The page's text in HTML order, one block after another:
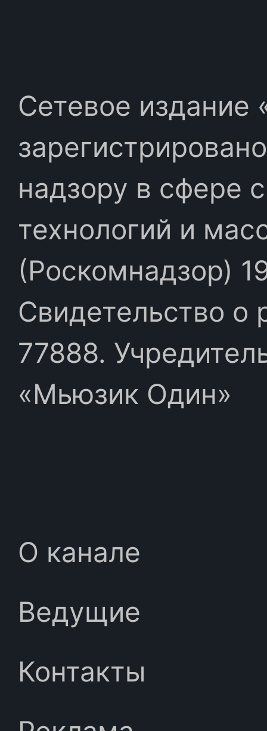
Сетевое издание
надзору в сфере
технологий и
(Роскомнадзор)
Свидетельство
77888.
«Мьюзик Один»
О канале
Ведущие
Контакты